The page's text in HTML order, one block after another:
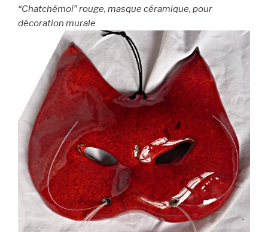
“Chatchémoi” rouge, masque céramique, pour
décoration murale